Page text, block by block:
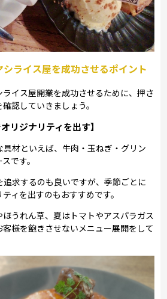
ライス屋を成功させるポイント
イス屋開業を成功させるために、押さ
認していきましょう。
リジナリティを出す】
材といえば、牛肉・玉ねぎ・グリン
です。
求するのも良いですが、季節ごとに
ィを出すのもおすすめです。
うれん草、夏はトマトやアスパラガス
様を飽きさせないメニュー展開をして